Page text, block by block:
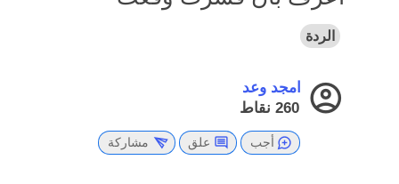
الردة
امجد وعد
260 نقاط
أجب علق مشاركة